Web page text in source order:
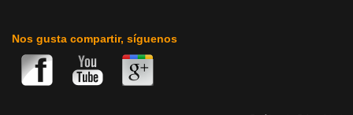
Nos gusta compartir, síguenos